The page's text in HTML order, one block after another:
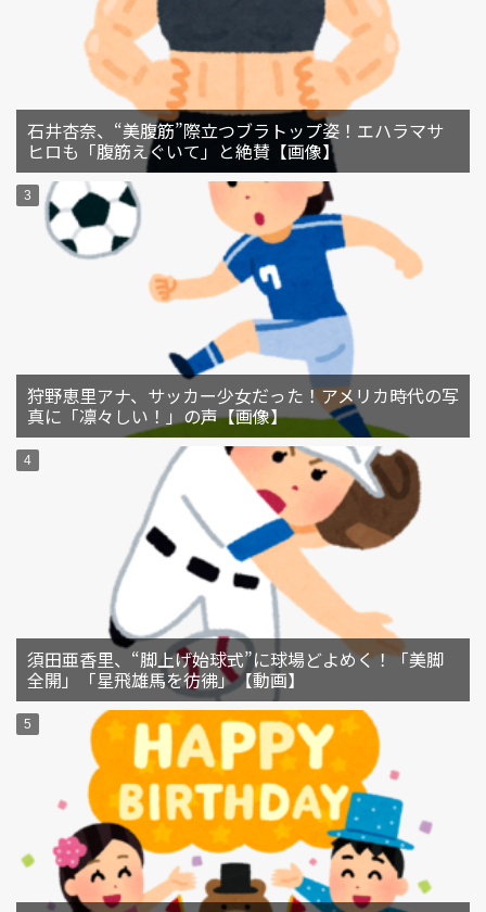
石井杏奈、“美腹筋”際立つブラトップ姿！エハラマサ
ヒロも「腹筋えぐいて」と絶賛【画像】
狩野恵里アナ、サッカー少女だった！アメリカ時代の写
真に「凛々しい！」の声【画像】
須田亜香里、“脚上げ始球式”に球場どよめく！「美脚
全開」「星飛雄馬を彷彿」【動画】